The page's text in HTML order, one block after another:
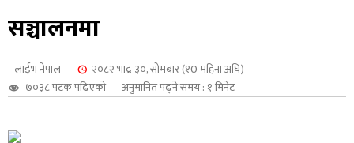
सञ्चालनमा
लाईभ नेपाल
२०८२ भाद्र ३०, सोमबार (१0 महिना अघि)
७०३८ पटक पढिएको
अनुमानित पढ्ने समय : १ मिनेट